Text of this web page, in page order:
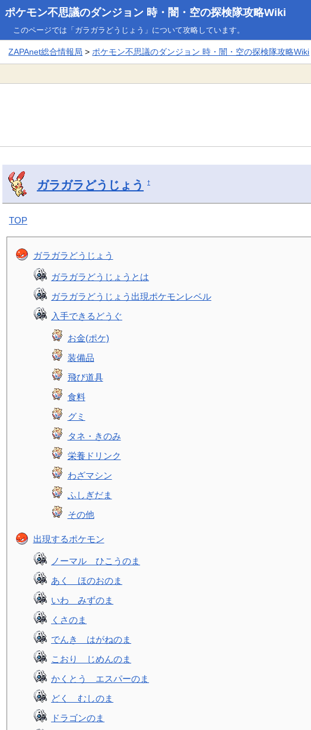
ポケモン不思議のダンジョン 時・闇・空の探検隊攻略Wiki
このページでは「ガラガラどうじょう」について攻略しています。
ZAPAnet総合情報局 >ポケモン不思議のダンジョン 時・闇・空の探検隊攻略Wiki
ガラガラどうじょう †
TOP
ガラガラどうじょう
ガラガラどうじょうとは
ガラガラどうじょう出現ポケモンレベル
入手できるどうぐ
お金(ポケ)
装備品
飛び道具
食料
グミ
タネ・きのみ
栄養ドリンク
わざマシン
ふしぎだま
その他
出現するポケモン
ノーマル ひこうのま
あく ほのおのま
いわ みずのま
くさのま
でんき はがねのま
こおり じめんのま
かくとう エスパーのま
どく むしのま
ドラゴンのま